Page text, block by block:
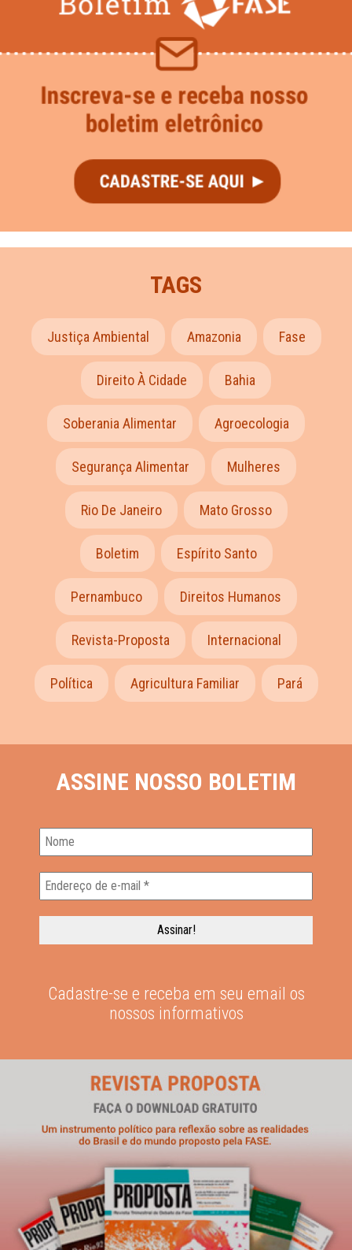
TAGS
Justiça Ambiental Amazonia Fase
Direito À Cidade Bahia
Soberania Alimentar Agroecologia
Segurança Alimentar Mulheres
Rio De Janeiro Mato Grosso
Boletim Espírito Santo
Pernambuco Direitos Humanos
Revista-Proposta Internacional
Política Agricultura Familiar Pará
ASSINE NOSSO BOLETIM
Cadastre-se e receba em seu email os
nossos informativos